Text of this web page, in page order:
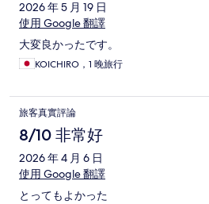
2026 年 5 月 19 日
使用 Google 翻譯
大変良かったです。
KOICHIRO，1 晚旅行
旅客真實評論
8/10 非常好
2026 年 4 月 6 日
使用 Google 翻譯
とってもよかった